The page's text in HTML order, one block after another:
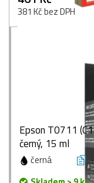
381 Kč bez DPH
Epson T0711
černý, 15 ml
černá